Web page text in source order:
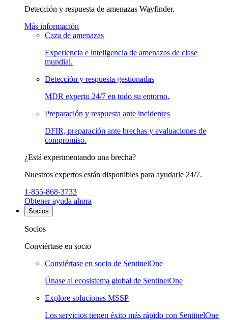
Detección y respuesta de amenazas Wayfinder.
Más información
Caza de amenazas
Experiencia e inteligencia de amenazas de clase
mundial.
Detección y respuesta gestionadas
MDR experto 24/7 en todo su entorno.
Preparación y respuesta ante incidentes
DFIR, preparación ante brechas y evaluaciones de
compromiso.
¿Está experimentando una brecha?
Nuestros expertos están disponibles para ayudarle 24/7.
1-855-868-3733
Obtener ayuda ahora
Socios
Socios
Conviértase en socio
Conviértase en socio de SentinelOne
Únase al ecosistema global de SentinelOne
Explore soluciones MSSP
Los servicios tienen éxito más rápido con SentinelOne